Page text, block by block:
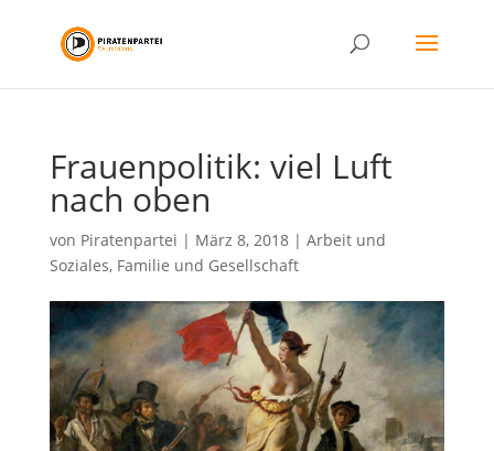
Frauenpolitik: viel Luft
nach oben
von Piratenpartei | März 8, 2018| Arbeit und
Soziales, Familie und Gesellschaft